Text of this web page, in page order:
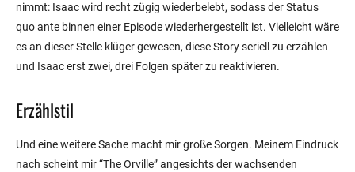
nimmt: Isaac wird recht zügig wiederbelebt, sodass der Status
quo ante binnen einer Episode wiederhergestellt ist. Vielleicht wäre
es an dieser Stelle klüger gewesen, diese Story seriell zu erzählen
und Isaac erst zwei, drei Folgen später zu reaktivieren.
Erzählstil
Und eine weitere Sache macht mir große Sorgen. Meinem Eindruck
nach scheint mir “The Orville” angesichts der wachsenden